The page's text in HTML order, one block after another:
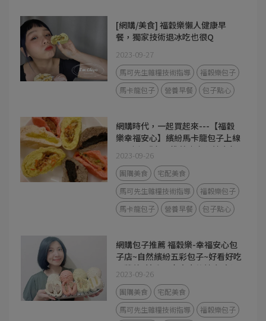
[網購/美食] 福穀樂懶人健康早
餐，獨家技術退冰吃也很Q
2023-09-27
馬可先生雜糧技術指導
福穀樂包子
馬卡龍包子
營養早餐 包子點心
網購時代，一起買起來---【福穀
樂幸福安心】繽紛馬卡龍包子上線
囉~｜網購包子推薦｜安心健康包
子｜方便健康早餐
2023-09-26
團購美食
宅配美食
馬可先生雜糧技術指導
福穀樂包子
馬卡龍包子
營養早餐 包子點心
網購包子推薦 福穀樂-幸福安心包
子店~自然繽紛五彩包子~好看好吃
又營養~適合全家大小的健康點心!
2023-09-26
團購美食
宅配美食
馬可先生雜糧技術指導
福穀樂包子